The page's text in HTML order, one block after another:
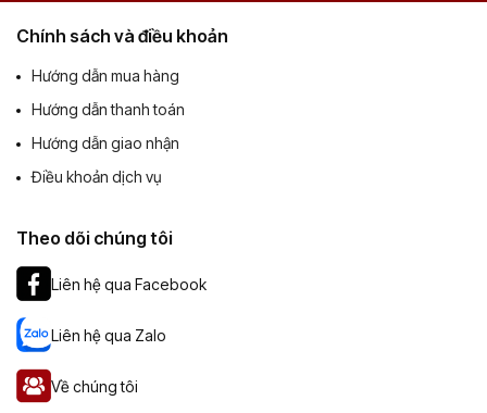
Chính sách và điều khoản
Hướng dẫn mua hàng
Hướng dẫn thanh toán
Hướng dẫn giao nhận
Điều khoản dịch vụ
Theo dõi chúng tôi
Liên hệ qua Facebook
Liên hệ qua Zalo
Về chúng tôi